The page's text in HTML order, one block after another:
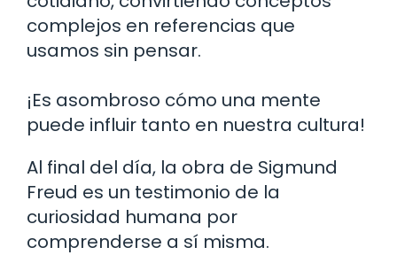
complejos en referencias que
usamos sin pensar.
¡Es asombroso cómo una mente
puede influir tanto en nuestra cultura!
Al final del día, la obra de Sigmund
Freud es un testimonio de la
curiosidad humana por
comprenderse a sí misma.